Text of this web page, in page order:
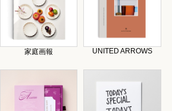
家庭画報 UNITED ARROWS